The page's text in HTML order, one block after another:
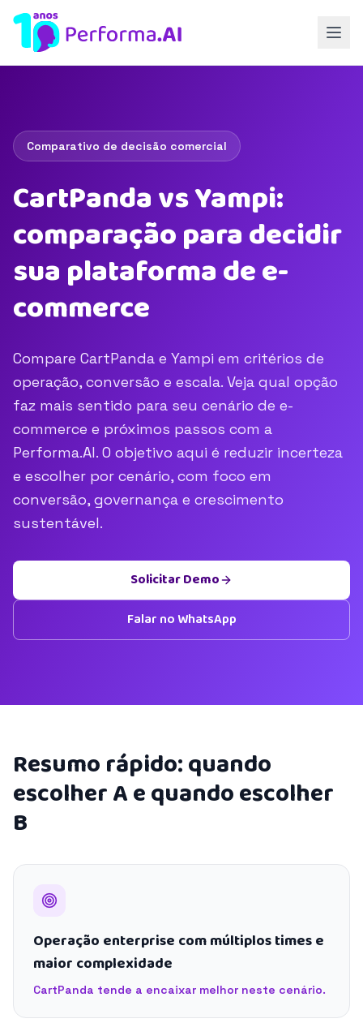
Comparativo de decisão comercial
CartPanda vs Yampi:
comparação para decidir
sua plataforma de e-
commerce
Compare CartPanda e Yampi em critérios de
operação, conversão e escala. Veja qual opção
faz mais sentido para seu cenário de e-
commerce e próximos passos com a
Performa.AI. O objetivo aqui é reduzir incerteza
e escolher por cenário, com foco em
conversão, governança e crescimento
sustentável.
Solicitar Demo
Falar no WhatsApp
Resumo rápido: quando
escolher A e quando escolher
B
Operação enterprise com múltiplos times e
maior complexidade
CartPanda tende a encaixar melhor neste cenário.